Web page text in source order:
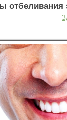
отбеливания